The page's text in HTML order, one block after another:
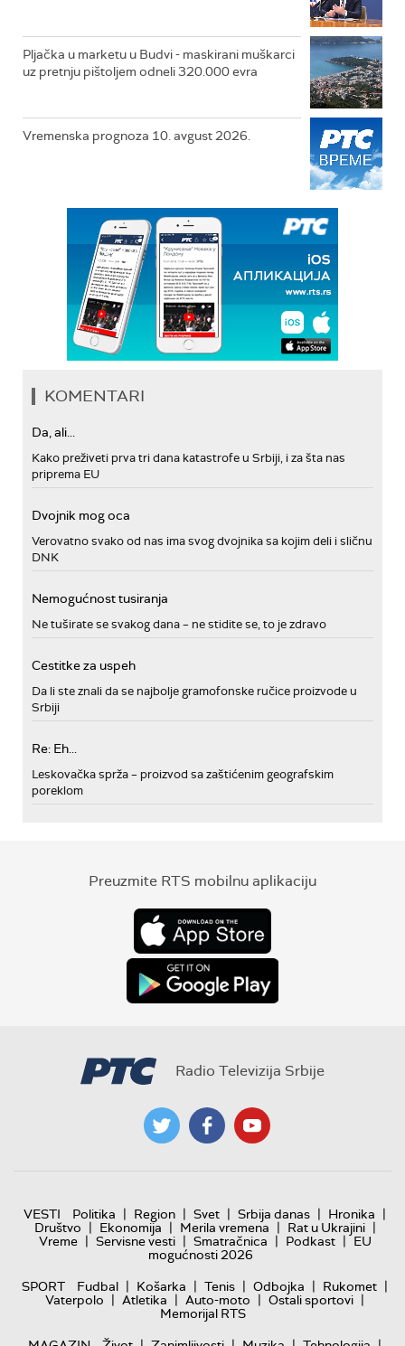
Pljačka u marketu u Budvi - maskirani muškarci
uz pretnju pištoljem odneli 320.000 evra
Vremenska prognoza 10. avgust 2026.
KOMENTARI
Da, ali...
Kako preživeti prva tri dana katastrofe u Srbiji, i za šta nas
priprema EU
Dvojnik mog oca
Verovatno svako od nas ima svog dvojnika sa kojim deli i sličnu
DNK
Nemogućnost tusiranja
Ne tuširate se svakog dana – ne stidite se, to je zdravo
Cestitke za uspeh
Da li ste znali da se najbolje gramofonske ručice proizvode u
Srbiji
Re: Eh...
Leskovačka sprža – proizvod sa zaštićenim geografskim
poreklom
Preuzmite RTS mobilnu aplikaciju
Radio Televizija Srbije
VESTI Politika | Region | Svet | Srbija danas | Hronika |
Društvo | Ekonomija | Merila vremena | Rat u Ukrajini |
Vreme | Servisne vesti | Smatračnica | Podkast | EU
mogućnosti 2026
SPORT
Fudbal | Košarka | Tenis | Odbojka | Rukomet |
Vaterpolo | Atletika | Auto-moto | Ostali sportovi |
Memorijal RTS